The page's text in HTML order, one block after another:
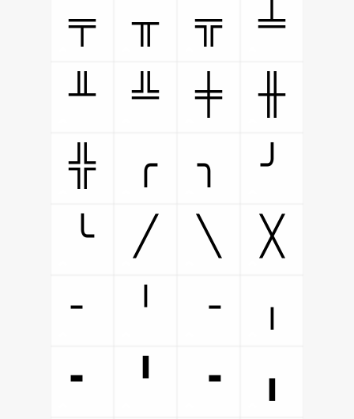
╤
╥ ╦
╧
╨
╩ ╪
╫
╬
╭ ╮
╯
╰
╱ ╲
╳
╴
╵ ╶
╷
╸
╹ ╺
╻